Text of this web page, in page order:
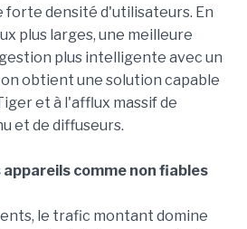
forte densité d'utilisateurs. En
plus larges, une meilleure
plus intelligente avec un
obtient une solution capable
et à l'afflux massif de
et de diffuseurs.
comme non fiables
le trafic montant domine